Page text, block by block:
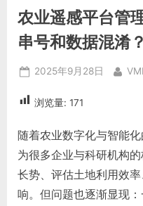
农业遥感平台管
串号和数据混淆？
Posted
2025年9月28日 By
浏览量: 171
随着农业数字化与智能
为很多企业与科研机构
长势、评估土地利用效
响。但问题也逐渐显现